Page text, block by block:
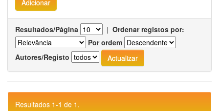
Resultados/Página | Ordenar registos por:
Por ordem
Autores/Registo
Resultados 1-1 de 1.